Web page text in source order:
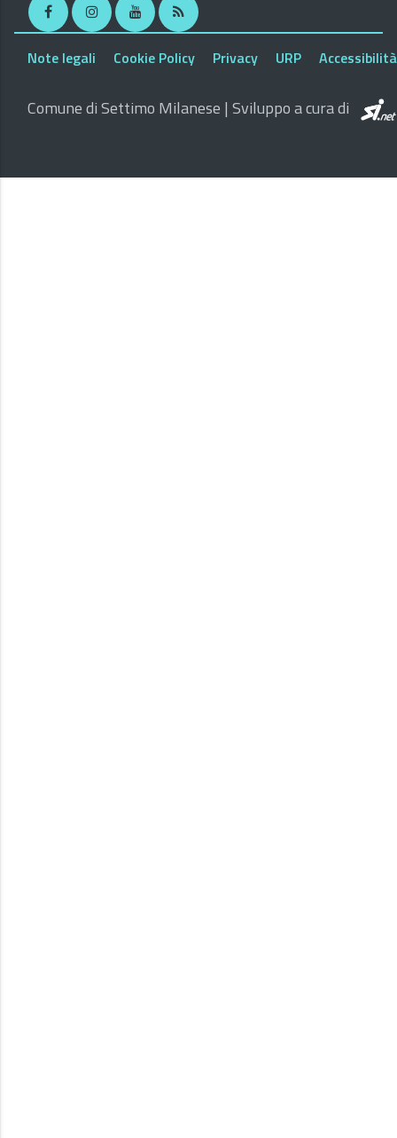
FacebookInstagramYoutube RSS
Note legali Cookie Policy Privacy URP Accessibilità
Comune di Settimo Milanese | Sviluppo a cura di